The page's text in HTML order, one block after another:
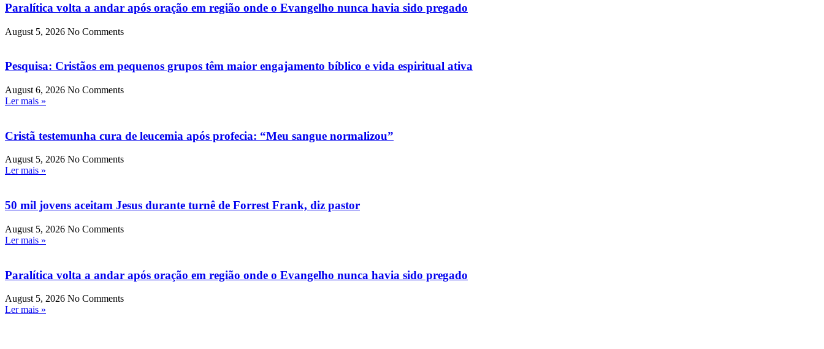
Paralítica volta a andar após oração em região onde o Evangelho nunca havia sido pregado
August 5, 2026 No Comments
Pesquisa: Cristãos em pequenos grupos têm maior engajamento bíblico e vida espiritual ativa
August 6, 2026 No Comments
Ler mais »
Cristã testemunha cura de leucemia após profecia: “Meu sangue normalizou”
August 5, 2026 No Comments
Ler mais »
50 mil jovens aceitam Jesus durante turnê de Forrest Frank, diz pastor
August 5, 2026 No Comments
Ler mais »
Paralítica volta a andar após oração em região onde o Evangelho nunca havia sido pregado
August 5, 2026 No Comments
Ler mais »